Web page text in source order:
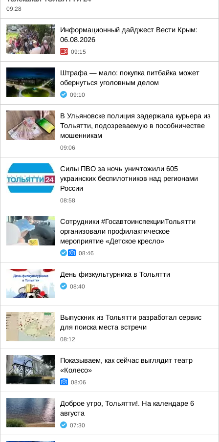
09:28
Информационный дайджест Вести Крым:
06.08.2026
09:15
Штрафа — мало: покупка питбайка может
обернуться уголовным делом
09:10
В Ульяновске полиция задержала курьера из
Тольятти, подозреваемую в пособничестве
мошенникам
09:06
Силы ПВО за ночь уничтожили 605
украинских беспилотников над регионами
России
08:58
Сотрудники #ГосавтоинспекцииТольятти
организовали профилактическое
мероприятие «Детское кресло»
08:46
День физкультурника в Тольятти
08:40
Выпускник из Тольятти разработал сервис
для поиска места встречи
08:12
Показываем, как сейчас выглядит театр
«Колесо»
08:06
Доброе утро, Тольятти!. На календаре 6
августа
07:30